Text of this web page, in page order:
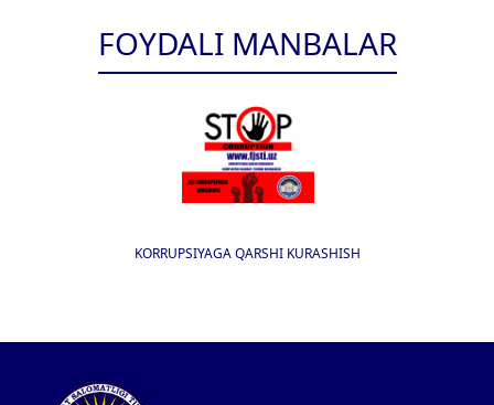
FOYDALI MANBALAR
KORRUPSIYAGA QARSHI KURASHISH